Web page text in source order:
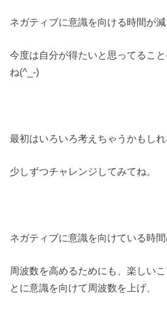
ネガティブに意識を向ける時間が減
今度は自分が得たいと思ってるこ
ね(^_-)
最初はいろいろ考えちゃうかもしれ
少しずつチャレンジしてみてね。
ネガティブに意識を向けている時間
周波数を高めるためにも、楽しい
とに意識を向けて周波数を上げ、